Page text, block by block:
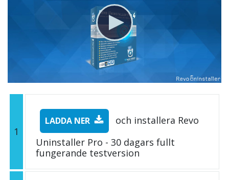
1
LADDA NER
och installera Revo
Uninstaller Pro - 30 dagars fullt
fungerande testversion